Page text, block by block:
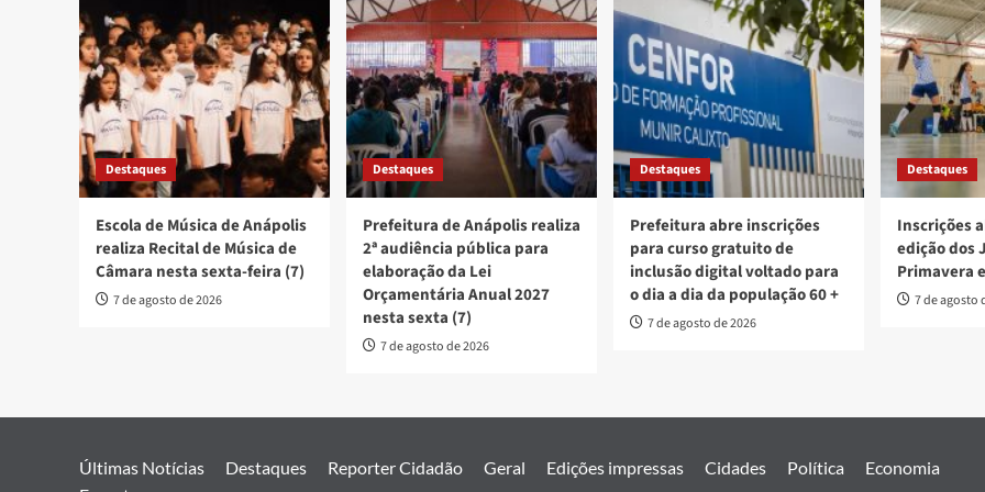
Destaques
Escola de Música de Anápolis
realiza Recital de Música de
Câmara nesta sexta-feira (7)
7 de agosto de 2026
Destaques
Prefeitura de Anápolis realiza
2ª audiência pública para
elaboração da Lei
Orçamentária Anual 2027
nesta sexta (7)
7 de agosto de 2026
Destaques
Prefeitura abre inscrições
para curso gratuito de
inclusão digital voltado para
o dia a dia da população 60 +
7 de agosto de 2026
Destaques
Inscrições
edição dos
Primavera
7 de agosto
Últimas Notícias Destaques Reporter Cidadão Geral Edições impressas Cidades Política
Economia